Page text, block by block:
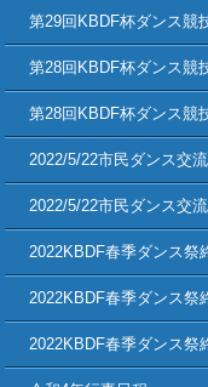
第29回KBDF杯ダンス競
第28回KBDF杯ダンス競
第28回KBDF杯ダンス競
2022/5/22市民ダンス交
2022/5/22市民ダンス交
2022KBDF春季ダンス祭
2022KBDF春季ダンス祭
2022KBDF春季ダンス